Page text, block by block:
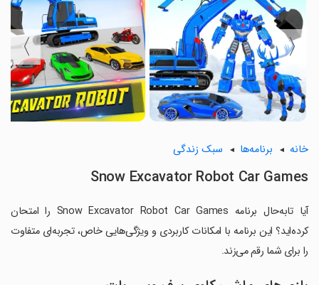
〈
〉
خانه برنامه‌ها سبک زندگی
Snow Excavator Robot Car Games
آیا تابه‌حال برنامه Snow Excavator Robot Car Games را امتحان
کرده‌اید؟ این برنامه با امکانات کاربردی و ویژگی‌هایی خاص، تجربه‌ای متفاوت
را برای شما رقم می‌زند.